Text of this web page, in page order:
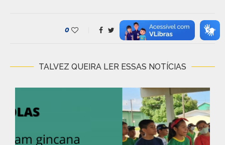
0
TALVEZ QUEIRA LER ESSAS NOTÍCIAS